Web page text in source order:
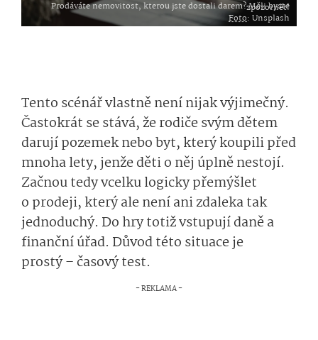
Prodáváte nemovitost, kterou jste dostali darem? Měli byste zpozornět!
Foto: Unsplash
Tento scénář vlastně není nijak výjimečný.
Častokrát se stává, že rodiče svým dětem
darují pozemek nebo byt, který koupili před
mnoha lety, jenže děti o něj úplně nestojí.
Začnou tedy vcelku logicky přemýšlet
o prodeji, který ale není ani zdaleka tak
jednoduchý. Do hry totiž vstupují daně a
finanční úřad. Důvod této situace je
prostý – časový test.